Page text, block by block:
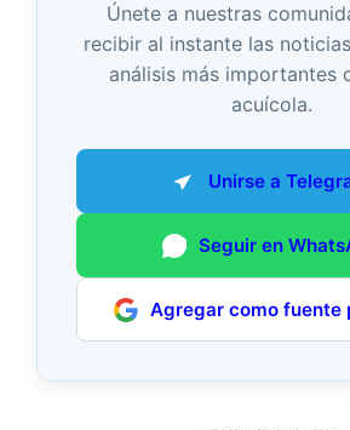
Únete a nuestras
recibir al instante las
análisis más importantes
acuícola.
Unirse a
Seguir en
Agregar como fuente